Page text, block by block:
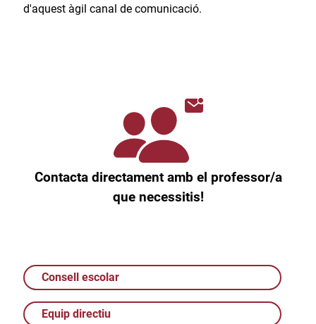
d'aquest àgil canal de comunicació.​
Contacta directament amb el professor/a
que necessitis!
Consell escolar
Equip directiu